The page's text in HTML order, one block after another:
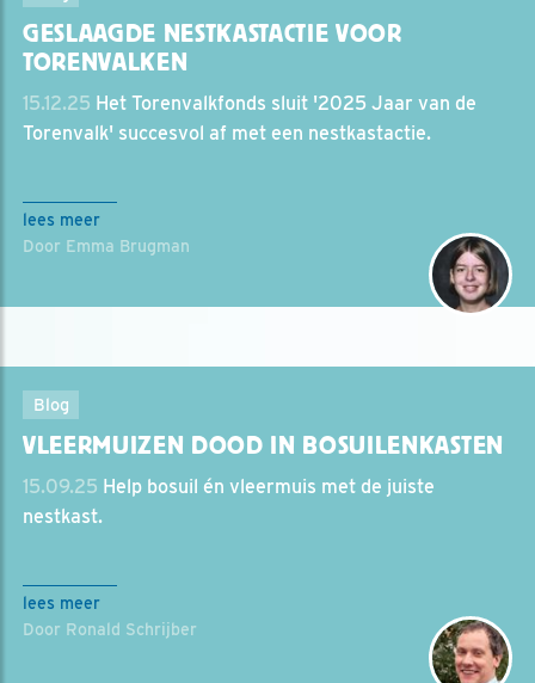
GESLAAGDE NESTKASTACTIE VOOR
TORENVALKEN
15.12.25 Het Torenvalkfonds sluit '2025 Jaar van de
Torenvalk' succesvol af met een nestkastactie.
lees meer
Door Emma Brugman
Blog
VLEERMUIZEN DOOD IN BOSUILENKASTEN
15.09.25 Help bosuil én vleermuis met de juiste
nestkast.
lees meer
Door Ronald Schrijber